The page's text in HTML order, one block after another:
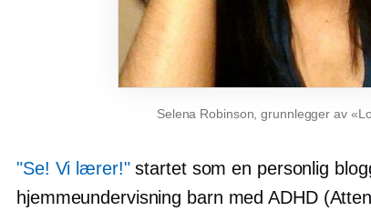
Selena Robinson, grunnlegger av
"Se! Vi lærer!"startet som en personlig
hjemmeundervisning barn med ADHD